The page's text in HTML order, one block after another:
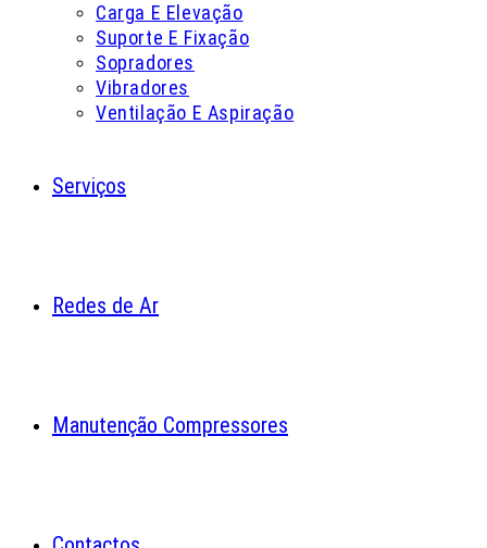
Carga E Elevação
Suporte E Fixação
Sopradores
Vibradores
Ventilação E Aspiração
Serviços
Redes de Ar
Manutenção Compressores